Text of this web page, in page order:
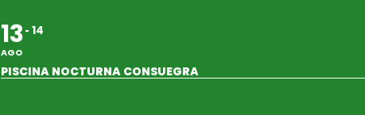
13
AGO
14
PISCINA NOCTURNA CONSUEGRA